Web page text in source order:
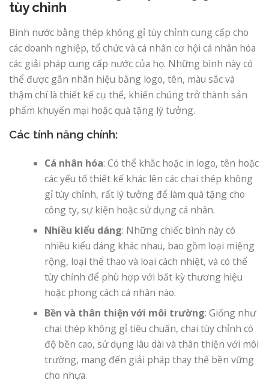
tùy chỉnh
Bình nước bằng thép không gỉ tùy chỉnh cung cấp cho
các doanh nghiệp, tổ chức và cá nhân cơ hội cá nhân hóa
các giải pháp cung cấp nước của họ. Những bình này có
thể được gắn nhãn hiệu bằng logo, tên, màu sắc và
thậm chí là thiết kế cụ thể, khiến chúng trở thành sản
phẩm khuyến mại hoặc quà tặng lý tưởng.
Các tính năng chính:
Cá nhân hóa: Có thể khắc hoặc in logo, tên hoặc
các yếu tố thiết kế khác lên các chai thép không
gỉ tùy chỉnh, rất lý tưởng để làm quà tặng cho
công ty, sự kiện hoặc sử dụng cá nhân.
Nhiều kiểu dáng: Những chiếc bình này có
nhiều kiểu dáng khác nhau, bao gồm loại miệng
rộng, loại thể thao và loại cách nhiệt, và có thể
tùy chỉnh để phù hợp với bất kỳ thương hiệu
hoặc phong cách cá nhân nào.
Bền và thân thiện với môi trường: Giống như
chai thép không gỉ tiêu chuẩn, chai tùy chỉnh có
độ bền cao, sử dụng lâu dài và thân thiện với môi
trường, mang đến giải pháp thay thế bền vững
cho nhựa.